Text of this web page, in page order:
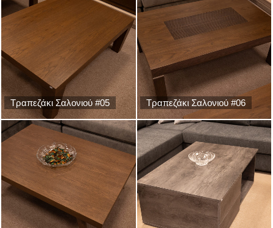
Τραπεζάκι Σαλονιού #05 Τραπεζάκι Σαλονιού #06